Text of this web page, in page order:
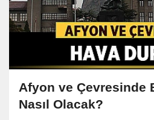
Afyon ve Çevresinde
Nasıl Olacak?